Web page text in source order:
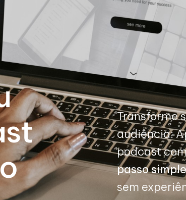
Transforme
audiência:
podcast
passo
sem